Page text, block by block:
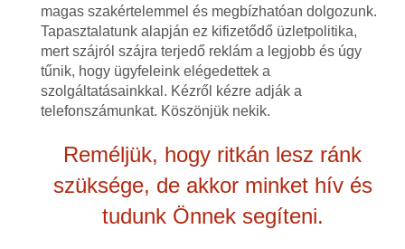
magas szakértelemmel és megbízhatóan dolgozunk.
Tapasztalatunk alapján ez kifizetődő üzletpolitika,
mert szájról szájra terjedő reklám a legjobb és úgy
tűnik, hogy ügyfeleink elégedettek a
szolgáltatásainkkal. Kézről kézre adják a
telefonszámunkat. Köszönjük nekik.
Reméljük, hogy ritkán lesz ránk
szüksége, de akkor minket hív és
tudunk Önnek segíteni.